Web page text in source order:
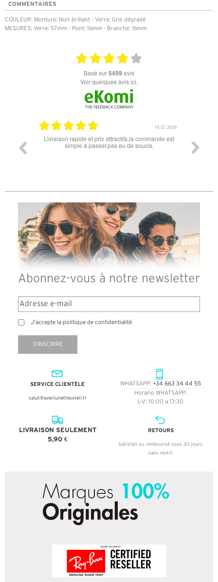
COMMENTAIRES
COULEUR: Monture: Noir brillant - Verre: Gris dégradé
MESURES: Verre: 57mm - Pont: 16mm - Branche: 16mm
basé sur5459 avis
Voir quelques avis ici.
Livraison rapide et prix attractifs.la commande est
simple à passer.pas eu de soucis.
Super lunette merci
Abonnez-vous à notre newsletter
J'accepte la politique de confidentialité
S'INSCRIRE
SERVICE CLIENTÈLE
salut@aveclunettesoleil.fr
WHATSAPP: +34 663 34 44 55
Horario WHATSAPP:
L-V: 10:00 a 13:30
LIVRAISON SEULEMENT
5,90 €
RETOURS
Satisfait ou remboursé sous 30 jours,
sans motif.